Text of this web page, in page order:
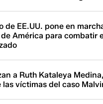
de EE.UU. pone en
América para combatir
a Ruth Kataleya
las víctimas del caso